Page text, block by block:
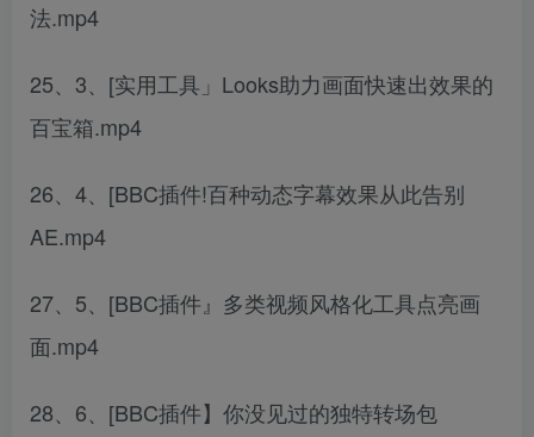
法.mp4
25、3、[实用工具」Looks助力画面快速出效果的
百宝箱.mp4
26、4、[BBC插件!百种动态字幕效果从此告别
AE.mp4
27、5、[BBC插件』多类视频风格化工具点亮画
面.mp4
28、6、[BBC插件】你没见过的独特转场包